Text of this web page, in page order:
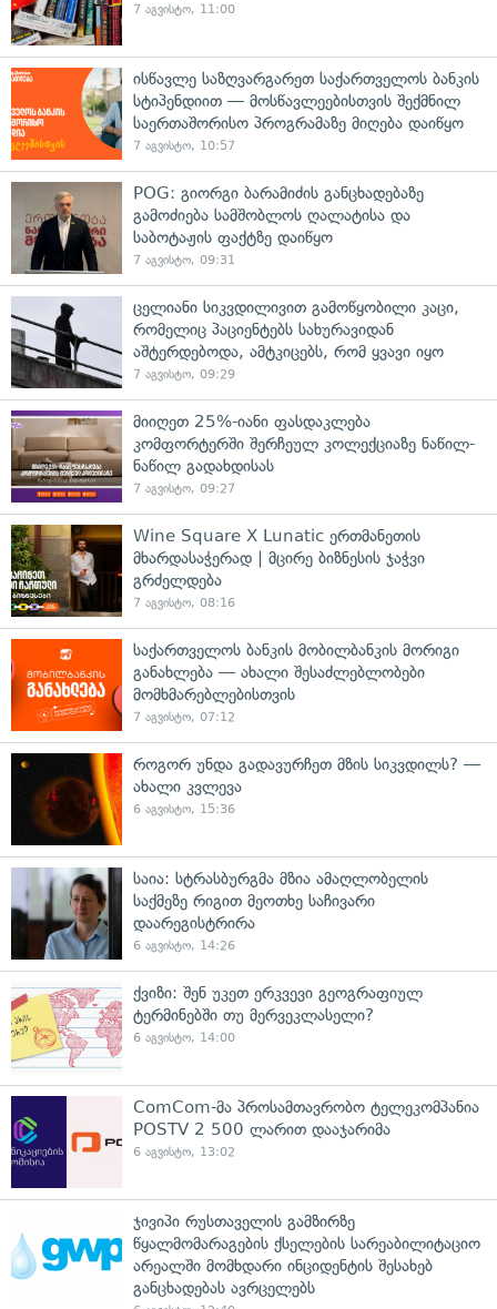
7 აგვისტო, 11:00
ისწავლე საზღვარგარეთ საქართველოს ბანკის
სტიპენდიით — მოსწავლეებისთვის შექმნილ
საერთაშორისო პროგრამაზე მიღება დაიწყო
7 აგვისტო, 10:57
POG: გიორგი ბარამიძის განცხადებაზე
გამოძიება სამშობლოს ღალატისა და
საბოტაჟის ფაქტზე დაიწყო
7 აგვისტო, 09:31
ცელიანი სიკვდილივით გამოწყობილი კაცი,
რომელიც პაციენტებს სახურავიდან
აშტერდებოდა, ამტკიცებს, რომ ყვავი იყო
7 აგვისტო, 09:29
მიიღეთ 25%-იანი ფასდაკლება
კომფორტერში შერჩეულ კოლექციაზე ნაწილ-
ნაწილ გადახდისას
7 აგვისტო, 09:27
Wine Square X Lunatic ერთმანეთის
მხარდასაჭერად | მცირე ბიზნესის ჯაჭვი
გრძელდება
7 აგვისტო, 08:16
საქართველოს ბანკის მობილბანკის მორიგი
განახლება — ახალი შესაძლებლობები
მომხმარებლებისთვის
7 აგვისტო, 07:12
როგორ უნდა გადავურჩეთ მზის სიკვდილს? —
ახალი კვლევა
6 აგვისტო, 15:36
საია: სტრასბურგმა მზია ამაღლობელის
საქმეზე რიგით მეოთხე საჩივარი
დაარეგისტრირა
6 აგვისტო, 14:26
ქვიზი: შენ უკეთ ერკვევი გეოგრაფიულ
ტერმინებში თუ მერვეკლასელი?
6 აგვისტო, 14:00
ComCom-მა პროსამთავრობო ტელეკომპანია
POSTV 2 500 ლარით დააჯარიმა
6 აგვისტო, 13:02
ჯივიპი რუსთაველის გამზირზე
წყალმომარაგების ქსელების სარეაბილიტაციო
არეალში მომხდარი ინციდენტის შესახებ
განცხადებას ავრცელებს